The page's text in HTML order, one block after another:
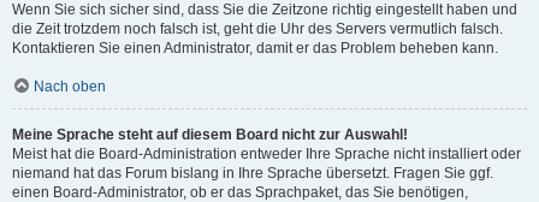
Wenn Sie sich sicher sind, dass Sie die Zeitzone richtig eingestellt haben und
die Zeit trotzdem noch falsch ist, geht die Uhr des Servers vermutlich falsch.
Kontaktieren Sie einen Administrator, damit er das Problem beheben kann.
Nach oben
Meine Sprache steht auf diesem Board nicht zur Auswahl!
Meist hat die Board-Administration entweder Ihre Sprache nicht installiert oder
niemand hat das Forum bislang in Ihre Sprache übersetzt. Fragen Sie ggf.
einen Board-Administrator, ob er das Sprachpaket, das Sie benötigen,